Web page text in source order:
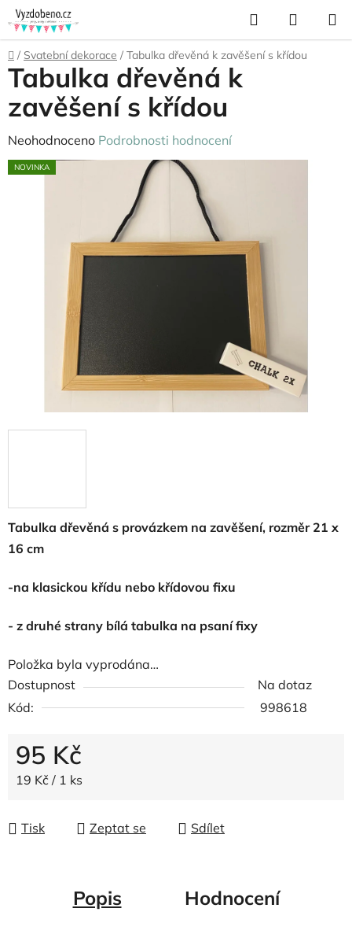
Přejít
na
obsah
Hledat
KOŠÍK
Domů
/ Svatební dekorace / Tabulka dřevěná k zavěšení s křídou
Tabulka dřevěná s provázkem na zavěšení, rozměr 21 x
16 cm
-na klasickou křídu nebo křídovou fixu
- z druhé strany bílá tabulka na psaní fixy
Položka byla vyprodána…
Dostupnost
Na dotaz
Kód:
998618
95 Kč
Měrná cena:
19 Kč / 1 ks
Tisk Zeptat se Sdílet
Tabulka dřevěná k
zavěšení s křídou
Průměrné
hodnocení
hvězdiček.
Neohodnoceno Podrobnosti hodnocení
NOVINKA
Popis Hodnocení